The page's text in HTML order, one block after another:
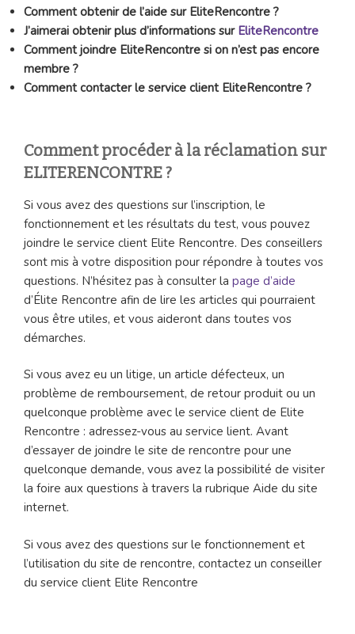
Comment obtenir de l’aide sur EliteRencontre ?
J’aimerai obtenir plus d’informations sur EliteRencontre
Comment joindre EliteRencontre si on n’est pas encore
membre ?
Comment contacter le service client EliteRencontre ?
Comment procéder à la réclamation sur
ELITERENCONTRE ?
Si vous avez des questions sur l’inscription, le
fonctionnement et les résultats du test, vous pouvez
joindre le service client Elite Rencontre. Des conseillers
sont mis à votre disposition pour répondre à toutes vos
questions. N’hésitez pas à consulter la page d’aide
d’Élite Rencontre afin de lire les articles qui pourraient
vous être utiles, et vous aideront dans toutes vos
démarches.
Si vous avez eu un litige, un article défecteux, un
problème de remboursement, de retour produit ou un
quelconque problème avec le service client de Elite
Rencontre : adressez-vous au service lient. Avant
d’essayer de joindre le site de rencontre pour une
quelconque demande, vous avez la possibilité de visiter
la foire aux questions à travers la rubrique Aide du site
internet.
Si vous avez des questions sur le fonctionnement et
l’utilisation du site de rencontre, contactez un conseiller
du service client Elite Rencontre